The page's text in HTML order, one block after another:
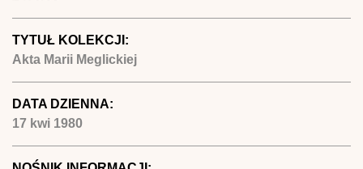
TYTUŁ KOLEKCJI:
Akta Marii Meglickiej
DATA DZIENNA:
17 kwi 1980